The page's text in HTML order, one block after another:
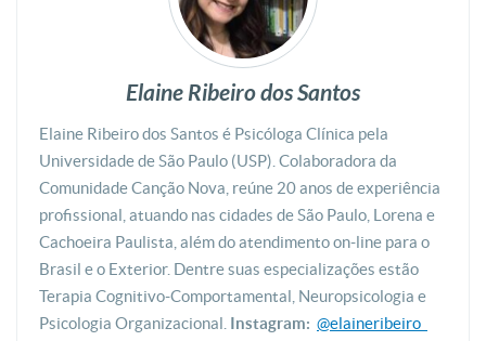
Elaine Ribeiro dos Santos
Elaine Ribeiro dos Santos é Psicóloga Clínica pela
Universidade de São Paulo (USP). Colaboradora da
Comunidade Canção Nova, reúne 20 anos de experiência
profissional, atuando nas cidades de São Paulo, Lorena e
Cachoeira Paulista, além do atendimento on-line para o
Brasil e o Exterior. Dentre suas especializações estão
Terapia Cognitivo-Comportamental, Neuropsicologia e
Psicologia Organizacional. Instagram: @elaineribeiro_